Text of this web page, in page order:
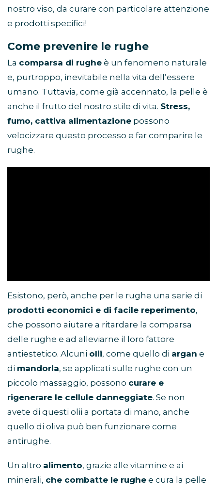
nostro viso, da curare con particolare attenzione
e prodotti specifici!
Come prevenire le rughe
La comparsa di rughe è un fenomeno naturale
e, purtroppo, inevitabile nella vita dell’essere
umano. Tuttavia, come già accennato, la pelle è
anche il frutto del nostro stile di vita. Stress,
fumo, cattiva alimentazione possono
velocizzare questo processo e far comparire le
rughe.
Esistono, però, anche per le rughe una serie di
prodotti economici e di facile reperimento,
che possono aiutare a ritardare la comparsa
delle rughe e ad alleviarne il loro fattore
antiestetico. Alcuni olii, come quello di argan e
di mandorla, se applicati sulle rughe con un
piccolo massaggio, possono curare e
rigenerare le cellule danneggiate. Se non
avete di questi olii a portata di mano, anche
quello di oliva può ben funzionare come
antirughe.
Un altro alimento, grazie alle vitamine e ai
minerali, che combatte le rughe e cura la pelle